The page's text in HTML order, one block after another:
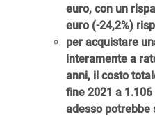
euro, con un
euro (-24,2%)
per acquistare
interamente a
anni, il costo
fine 2021 a
adesso potrebbe